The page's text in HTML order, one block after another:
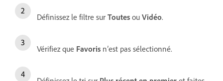
Définissez le filtre sur Toutes ou Vidéo.
Vérifiez que Favoris n’est pas sélectionné.